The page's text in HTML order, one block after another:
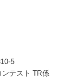
5
テスト TR係